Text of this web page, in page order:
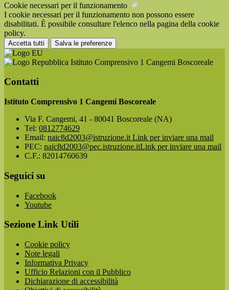
Cookie necessari per il funzionamento
I cookie necessari per il funzionamento non possono essere
disabilitati. È possibile consultare l'elenco nella pagina della cookie
policy.
Accetta tutti Salva le preferenze
Istituto Comprensivo 1 Cangemi Boscoreale
Contatti
Istituto Comprensivo 1 Cangemi Boscoreale
Via F. Cangemi, 41 - 80041 Boscoreale (NA)
Tel: 0812774629
Email: naic8d2003@istruzione.it Link per inviare una mail
PEC: naic8d2003@pec.istruzione.itLink per inviare una mail
C.F.: 82014760639
Seguici su
Facebook
Youtube
Sezione Link Utili
Cookie policy
Note legali
Informativa Privacy
Ufficio Relazioni con il Pubblico
Dichiarazione di accessibilità